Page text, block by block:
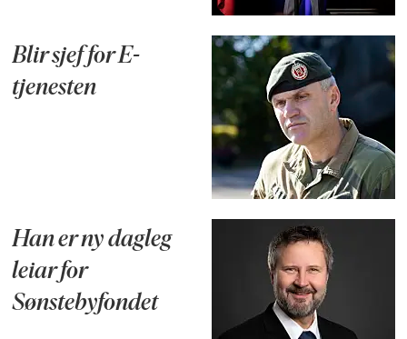
Blir sjef for E-
tjenesten
Han er ny dagleg
leiar for
Sønstebyfondet